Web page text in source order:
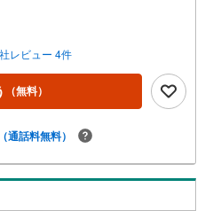
～19:00 火曜・水曜（祝日の場
資料請求」「内覧」のお問い合
ムーズにご対応が可能です。ス
せをお待ちしております。【住
無理のない住宅ローンの試算やご
の概算も行っております。しっか
お客様第一主義をモット-にお引越
。住宅情報館にお越し頂けたら、
、お住まいの疑問、不安、お家
ただけます。お客様の要望をお
レビュー 4件
（無料）
（通話料無料）